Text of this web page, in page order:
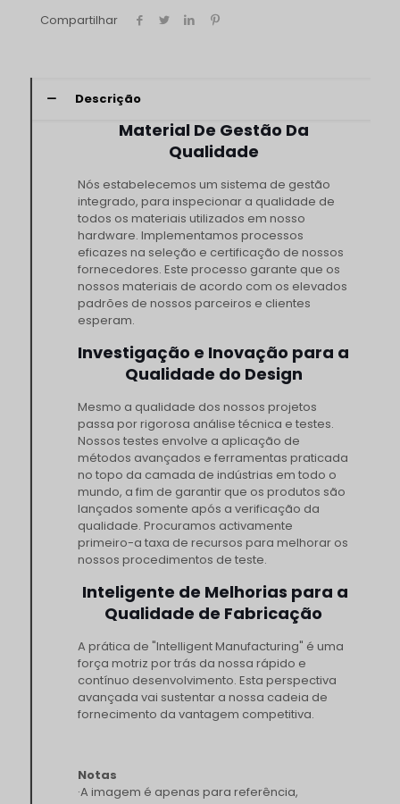
Compartilhar
Descrição
Material De Gestão Da
Qualidade
Nós estabelecemos um sistema de gestão
integrado, para inspecionar a qualidade de
todos os materiais utilizados em nosso
hardware. Implementamos processos
eficazes na seleção e certificação de nossos
fornecedores. Este processo garante que os
nossos materiais de acordo com os elevados
padrões de nossos parceiros e clientes
esperam.
Investigação e Inovação para a
Qualidade do Design
Mesmo a qualidade dos nossos projetos
passa por rigorosa análise técnica e testes.
Nossos testes envolve a aplicação de
métodos avançados e ferramentas praticada
no topo da camada de indústrias em todo o
mundo, a fim de garantir que os produtos são
lançados somente após a verificação da
qualidade. Procuramos activamente
primeiro-a taxa de recursos para melhorar os
nossos procedimentos de teste.
Inteligente de Melhorias para a
Qualidade de Fabricação
A prática de "Intelligent Manufacturing" é uma
força motriz por trás da nossa rápido e
contínuo desenvolvimento. Esta perspectiva
avançada vai sustentar a nossa cadeia de
fornecimento da vantagem competitiva.
Notas
·A imagem é apenas para referência,